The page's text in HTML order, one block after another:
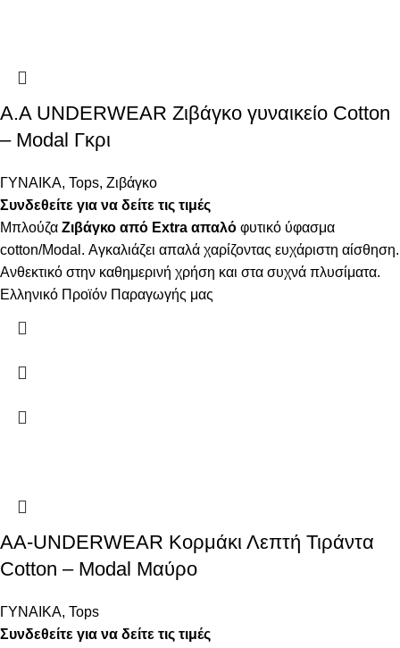
Α.A UNDERWEAR Ζιβάγκο γυναικείο Cotton
– Modal Γκρι
ΓΥΝΑΙΚΑ, Tops, Ζιβάγκο
Συνδεθείτε για να δείτε τις τιμές
Μπλούζα Ζιβάγκο από Extra απαλό φυτικό ύφασμα
cotton/Modal. Αγκαλιάζει απαλά χαρίζοντας ευχάριστη αίσθηση.
Ανθεκτικό στην καθημερινή χρήση και στα συχνά πλυσίματα.
Ελληνικό Προϊόν Παραγωγής μας
AA-UNDERWEAR Κορμάκι Λεπτή Τιράντα
Cotton – Modal Μαύρο
ΓΥΝΑΙΚΑ, Tops
Συνδεθείτε για να δείτε τις τιμές